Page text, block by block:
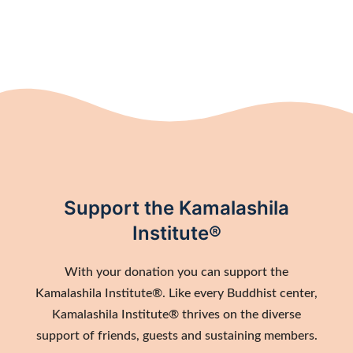
Support the Kamalashila
Institute®
With your donation you can support the
Kamalashila Institute®. Like every Buddhist center,
Kamalashila Institute® thrives on the diverse
support of friends, guests and sustaining members.